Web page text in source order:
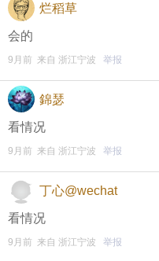
未在规定时间内回复，
评论主题内
评论主题内
烂稻草
会的
9月前 来自 浙江宁波 举报
錦瑟
看情况
9月前 来自 浙江宁波 举报
丁心@wechat
看情况
9月前 来自 浙江宁波 举报